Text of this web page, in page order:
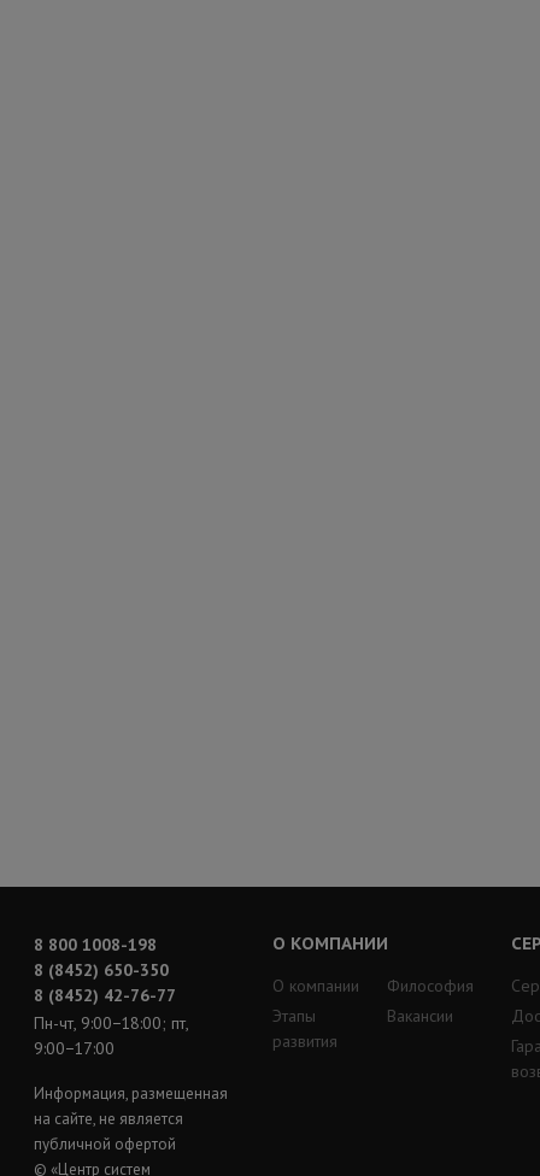
8 800 1008-198
8 (8452) 650-350
8 (8452) 42-76-77
Пн-чт, 9:00−18:00; пт,
9:00−17:00
Информация, размещенная
на сайте, не является
публичной офертой
© «Центр систем
О КОМПАНИИ
О компании
Этапы
развития
Философия
Вакансии